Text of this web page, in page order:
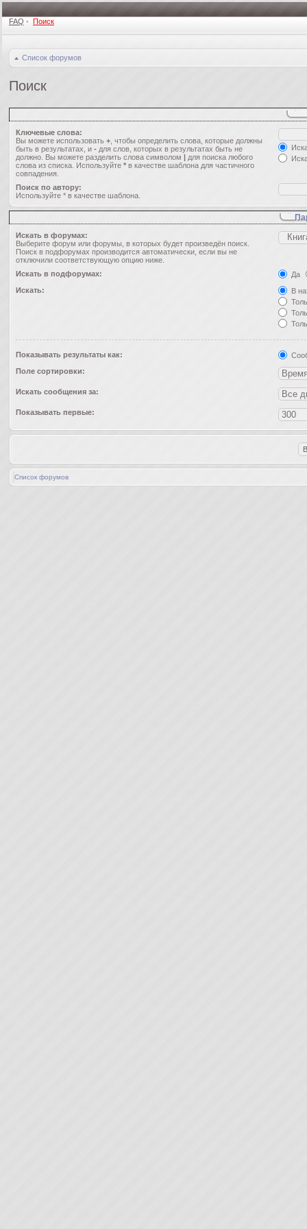
FAQ • Поиск
Список форумов
Поиск
Ключевые слова:
Вы можете использовать + , чтобы определить слова, которые должны
быть в результатах, и - для слов, которых в результатах быть не
должно. Вы можете разделить слова символом | для поиска любого
слова из списка. Используйте * в качестве шаблона для частичного
совпадения.
Поиск по автору:
Используйте * в качестве шаблона.
Искать в форумах:
Выберите форум или форумы, в которых будет произведён поиск.
Поиск в подфорумах производится автоматически, если вы не
отключили соответствующую опцию ниже.
Искать в подфорумах:
Да
Искать:
В
Показывать результаты как:
Поле сортировки:
Искать сообщения за:
Показывать первые:
Список форумов